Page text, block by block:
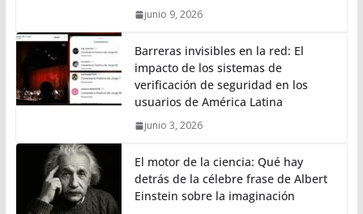
junio 9, 2026
Barreras invisibles en la red: El
impacto de los sistemas de
verificación de seguridad en los
usuarios de América Latina
junio 3, 2026
El motor de la ciencia: Qué hay
detrás de la célebre frase de Albert
Einstein sobre la imaginación